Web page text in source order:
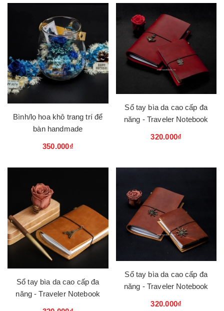
Bình/lọ hoa khô trang trí để
bàn handmade
350.000₫
Sổ tay bìa da cao cấp đa
năng - Traveler Notebook
320.000₫
Sổ tay bìa da cao cấp đa
năng - Traveler Notebook
Sổ tay bìa da cao cấp đa
năng - Traveler Notebook
320.000₫